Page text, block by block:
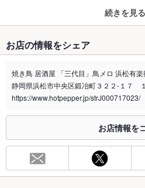
続きを見る
禁煙・喫煙 全席禁煙
喫煙専用室 あり
※2020年4月1日～受動喫煙対策に関する法律が施行
総席数 132席(詳しくは店舗までお
最大宴会収
120人(貸切など可能な限り
お店の情報をシェア
焼き鳥 居酒屋 「三代目」鳥メロ 浜松有
静岡県浜松市中央区鍛冶町３２２‐１７
https://www.hotpepper.jp/strJ000717023/
お店情報を